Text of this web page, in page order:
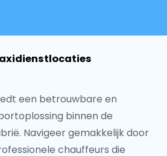
een betrouwbare en
binnen de
Navigeer gemakkelijk door
chauffeurs die